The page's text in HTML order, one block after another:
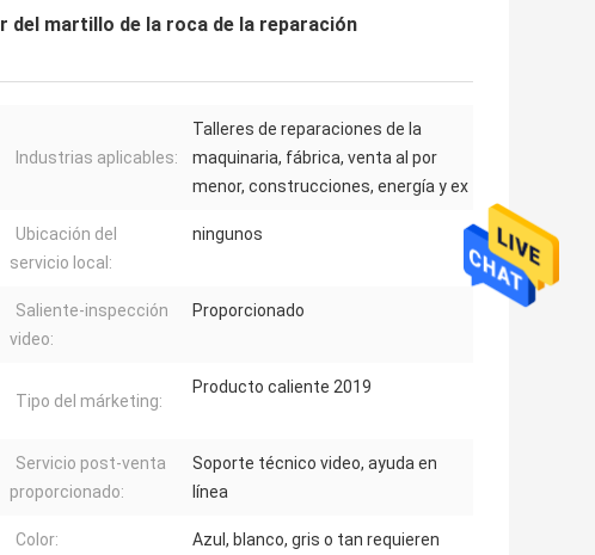
del martillo de la roca de la reparación
Industrias aplicables:
Talleres de reparaciones de la
maquinaria, fábrica, venta al por
menor, construcciones, energía y ex
Ubicación del
servicio local:
ningunos
Saliente-inspección
video:
Proporcionado
Tipo del márketing:
Producto caliente 2019
Servicio post-venta
proporcionado:
Soporte técnico video, ayuda en
línea
Color: Azul, blanco, gris o tan requieren